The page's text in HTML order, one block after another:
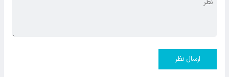
ارسال نظر